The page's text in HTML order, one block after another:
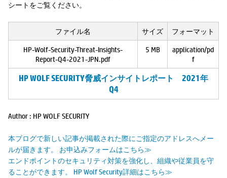
シートをご覧ください。
HP WOLF SECURITY脅威インサイトレポート 2021年
Q4
ファイル名
HP-Wolf-Security-Threat-Insights-
Report-Q4-2021-JPN.pdf
サイズ
5 MB
フォーマット
application/pd
f
Author : HP WOLF SECURITY
本ブログで新しい記事が掲載された際にご指定のアドレスへメー
ルが届きます。 お申込みフォームはこちら≫
エンドポイントのセキュリティ対策を強化し、組織や従業員を守
ることができます。 HP Wolf Security詳細はこちら≫